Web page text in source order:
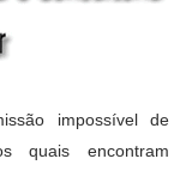
impossível de
quais encontram